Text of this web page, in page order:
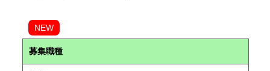
NEW
募集職種